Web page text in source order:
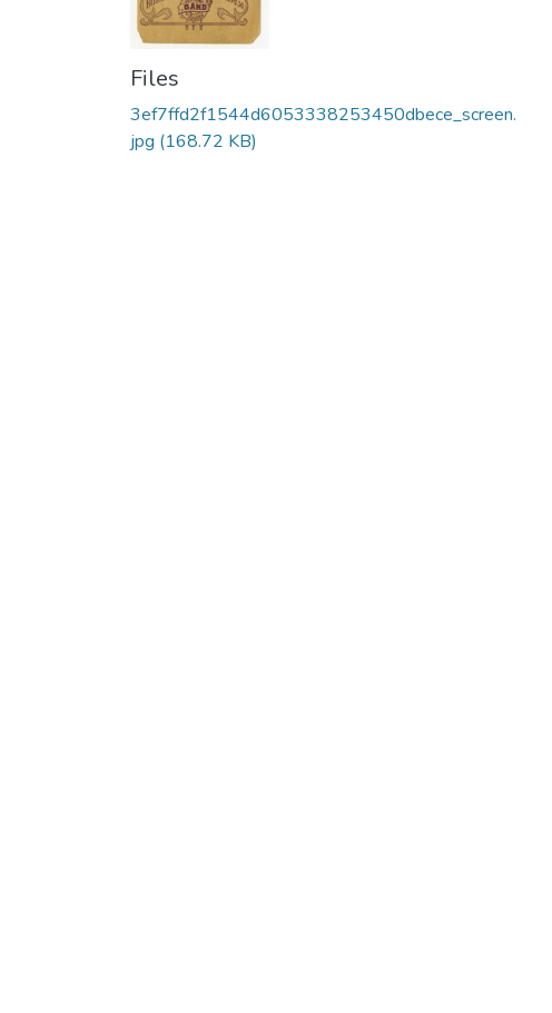
Files
3ef7ffd2f1544d6053338253450dbece_screen.
jpg (168.72 KB)